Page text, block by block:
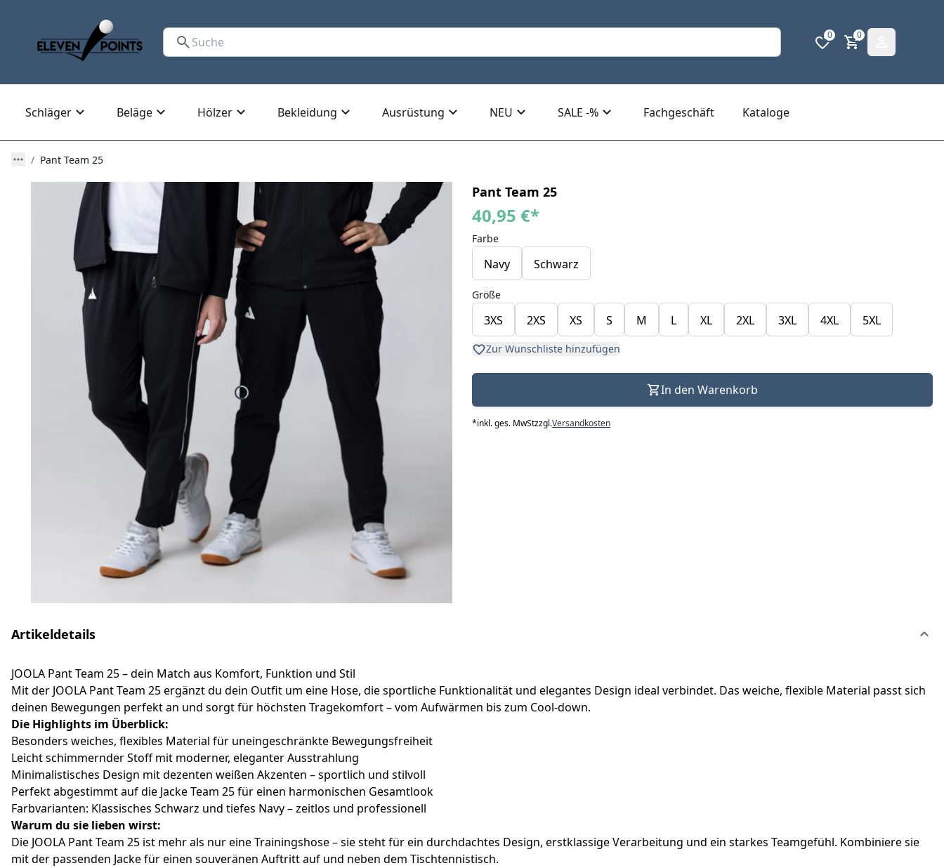
0 0
Schläger Beläge Hölzer Bekleidung Ausrüstung NEU SALE -% Fachgeschäft Kataloge
Pant Team 25
Pant Team 25
40,95 €*
Farbe
Navy Schwarz
Größe
3XS 2XS XS S M L XL 2XL 3XL 4XL 5XL
Zur Wunschliste hinzufügen
In den Warenkorb
*inkl. ges. MwStzzgl.Versandkosten
Artikeldetails
JOOLA Pant Team 25 – dein Match aus Komfort, Funktion und Stil
Mit der JOOLA Pant Team 25 ergänzt du dein Outfit um eine Hose, die sportliche Funktionalität und elegantes Design ideal verbindet. Das weiche, flexible Material passt sich
deinen Bewegungen perfekt an und sorgt für höchsten Tragekomfort – vom Aufwärmen bis zum Cool-down.
Die Highlights im Überblick:
Besonders weiches, flexibles Material für uneingeschränkte Bewegungsfreiheit
Leicht schimmernder Stoff mit moderner, eleganter Ausstrahlung
Minimalistisches Design mit dezenten weißen Akzenten – sportlich und stilvoll
Perfekt abgestimmt auf die Jacke Team 25 für einen harmonischen Gesamtlook
Farbvarianten: Klassisches Schwarz und tiefes Navy – zeitlos und professionell
Warum du sie lieben wirst:
Die JOOLA Pant Team 25 ist mehr als nur eine Trainingshose – sie steht für ein durchdachtes Design, erstklassige Verarbeitung und ein starkes Teamgefühl. Kombiniere sie
mit der passenden Jacke für einen souveränen Auftritt auf und neben dem Tischtennistisch.